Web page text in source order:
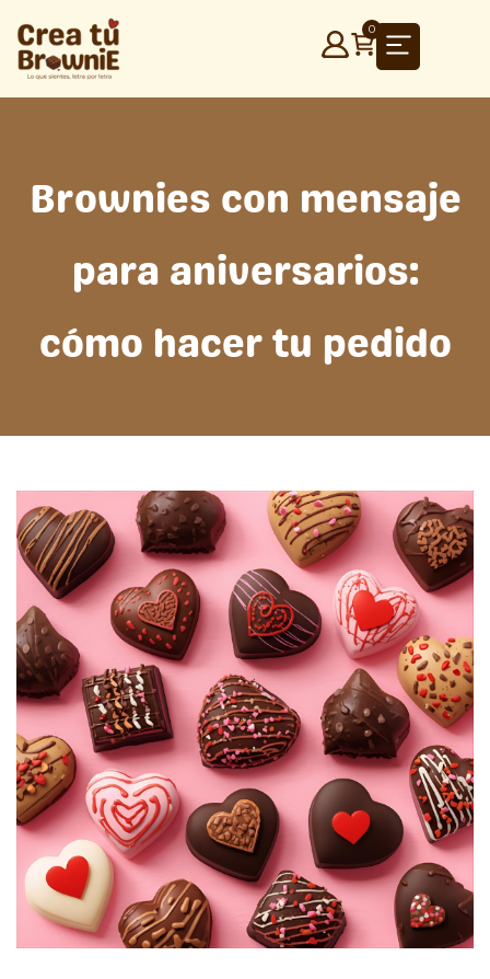
contenido
0
Brownies con mensaje
para aniversarios:
cómo hacer tu pedido